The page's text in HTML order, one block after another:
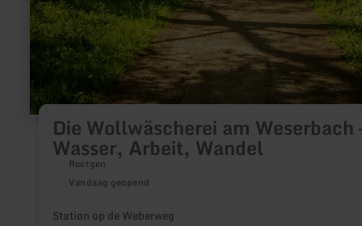
Die Wollwäscherei am Weserbach
Wasser, Arbeit, Wandel
Roetgen
Vandaag geopend
Station op de Weberweg